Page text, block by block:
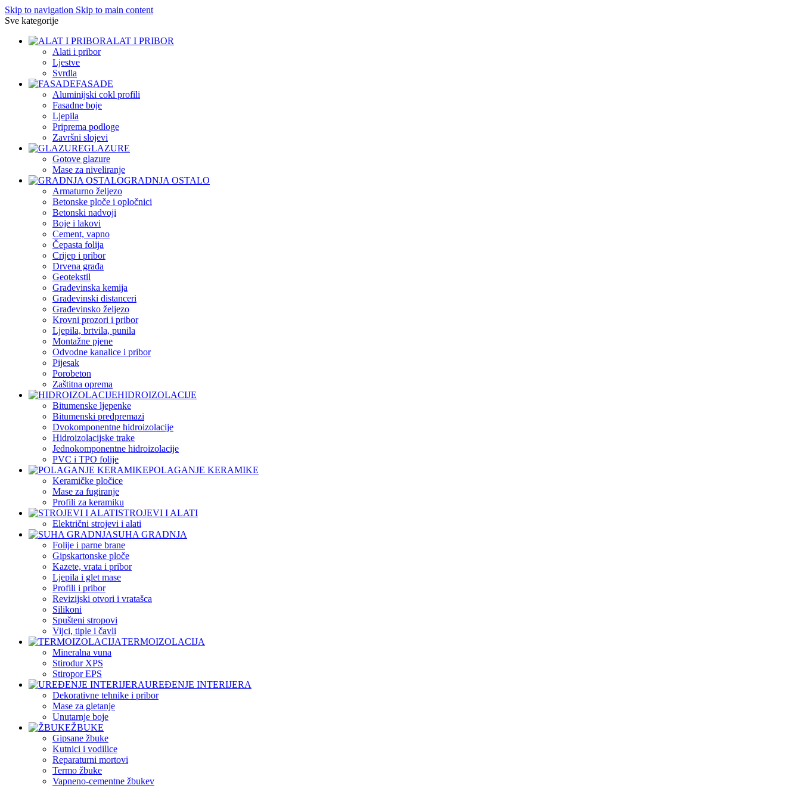
Skip to navigation Skip to main content
Sve kategorije
ALAT I PRIBOR
Alati i pribor
Ljestve
Svrdla
FASADE
Aluminijski cokl profili
Fasadne boje
Ljepila
Priprema podloge
Završni slojevi
GLAZURE
Gotove glazure
Mase za niveliranje
GRADNJA OSTALO
Armaturno željezo
Betonske ploče i opločnici
Betonski nadvoji
Boje i lakovi
Cement, vapno
Čepasta folija
Crijep i pribor
Drvena građa
Geotekstil
Građevinska kemija
Građevinski distanceri
Građevinsko željezo
Krovni prozori i pribor
Ljepila, brtvila, punila
Montažne pjene
Odvodne kanalice i pribor
Pijesak
Porobeton
Zaštitna oprema
HIDROIZOLACIJE
Bitumenske ljepenke
Bitumenski predpremazi
Dvokomponentne hidroizolacije
Hidroizolacijske trake
Jednokomponentne hidroizolacije
PVC i TPO folije
POLAGANJE KERAMIKE
Keramičke pločice
Mase za fugiranje
Profili za keramiku
STROJEVI I ALATI
Električni strojevi i alati
SUHA GRADNJA
Folije i parne brane
Gipskartonske ploče
Kazete, vrata i pribor
Ljepila i glet mase
Profili i pribor
Revizijski otvori i vratašca
Silikoni
Spušteni stropovi
Vijci, tiple i čavli
TERMOIZOLACIJA
Mineralna vuna
Stirodur XPS
Stiropor EPS
UREĐENJE INTERIJERA
Dekorativne tehnike i pribor
Mase za gletanje
Unutarnje boje
ŽBUKE
Gipsane žbuke
Kutnici i vodilice
Reparaturni mortovi
Termo žbuke
Vapneno-cementne žbukev